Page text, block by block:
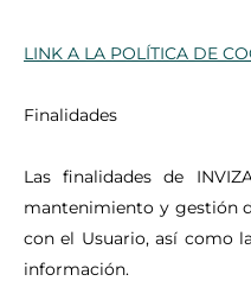
LINK A LA POLÍTICA DE
Finalidades
Las finalidades de
mantenimiento y gestión
con el Usuario, así como
información.